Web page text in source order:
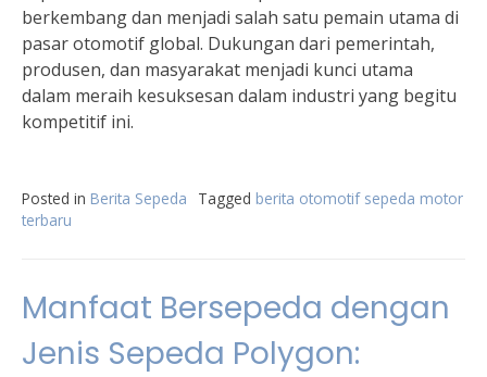
berkembang dan menjadi salah satu pemain utama di
pasar otomotif global. Dukungan dari pemerintah,
produsen, dan masyarakat menjadi kunci utama
dalam meraih kesuksesan dalam industri yang begitu
kompetitif ini.
Posted in Berita Sepeda Tagged berita otomotif sepeda motor
terbaru
Manfaat Bersepeda dengan
Jenis Sepeda Polygon: